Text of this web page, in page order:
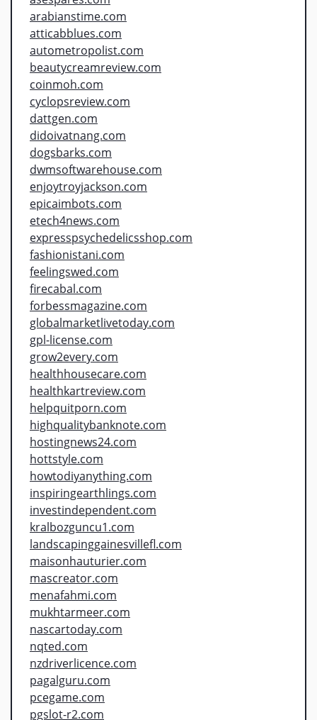
arabianstime.com
atticabblues.com
autometropolist.com
beautycreamreview.com
coinmoh.com
cyclopsreview.com
dattgen.com
didoivatnang.com
dogsbarks.com
dwmsoftwarehouse.com
enjoytroyjackson.com
epicaimbots.com
etech4news.com
expresspsychedelicsshop.com
fashionistani.com
feelingswed.com
firecabal.com
forbessmagazine.com
globalmarketlivetoday.com
gpl-license.com
grow2every.com
healthhousecare.com
healthkartreview.com
helpquitporn.com
highqualitybanknote.com
hostingnews24.com
hottstyle.com
howtodiyanything.com
inspiringearthlings.com
investindependent.com
kralbozguncu1.com
landscapinggainesvillefl.com
maisonhauturier.com
mascreator.com
menafahmi.com
mukhtarmeer.com
nascartoday.com
nqted.com
nzdriverlicence.com
pagalguru.com
pcegame.com
pgslot-r2.com